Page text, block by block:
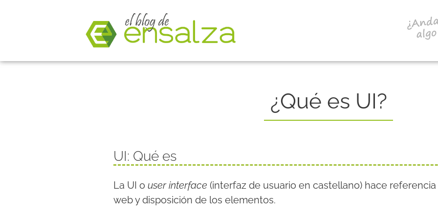
¿Qué es UI?
UI: Qué es
La UI o user interface (interfaz de usuario en castellano) hace
web y disposición de los elementos.